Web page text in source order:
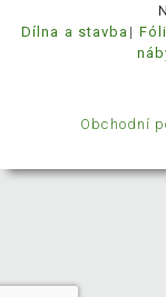
Dílna a stavba
Obchodní